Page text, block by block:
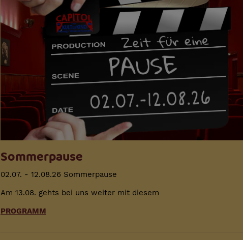
Sommerpause
02.07. - 12.08.26 Sommerpause
Am 13.08. gehts bei uns weiter mit diesem
PROGRAMM